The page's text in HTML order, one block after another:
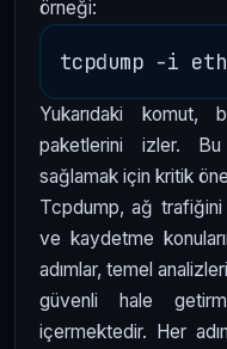
örneği:
Yukarıdaki
paketlerini izler.
sağlamak için kritik
Tcpdump, ağ trafiğini
ve kaydetme
adımlar, temel
güvenli hale
içermektedir. Her